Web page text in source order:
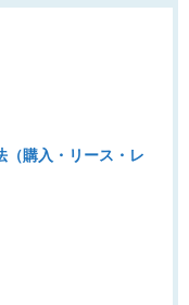
（購入・リース・レ